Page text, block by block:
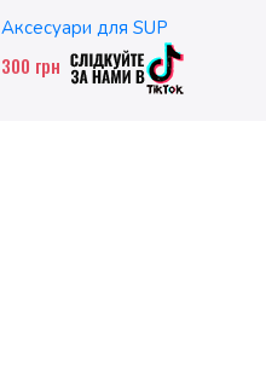
Аксесуари для SUP
300 грн